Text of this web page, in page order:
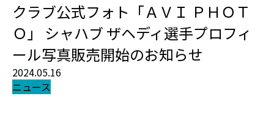
クラブ公式フォト「ＡＶＩ ＰＨＯＴ
Ｏ」 シャハブ ザヘディ選手プロフィ
ール写真販売開始のお知らせ
2024.05.16
ニュース